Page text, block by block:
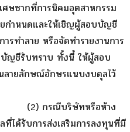
ศษซากที่การนิคมอุตสาหกรรม
กำหนดและให้เชิญผู้สอบบัญชี
ารทำลาย หรือจัดทำรายงานการ
บัญชีรับทราบ ทั้งนี้ ให้ผู้สอบ
ลายลักษณ์อักษรแนบงบดุลไว้
บริษัทหรือห้าง
ได้รับการส่งเสริมการลงทุนที่มี